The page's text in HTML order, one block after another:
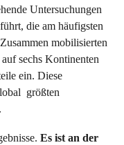
Untersuchungen
die am häufigsten
mobilisierten
sechs Kontinenten
ein. Diese
größten
Es ist an der